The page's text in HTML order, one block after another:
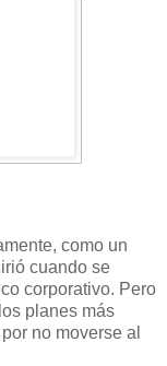
como un
cuando se
corporativo. Pero
planes más
no moverse al